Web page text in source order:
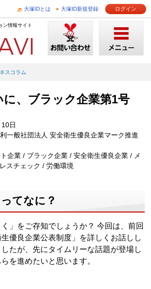
大塚IDとは 大塚ID新規登録 ログイン
ン情報サイト
スコラム
に、ブラック企業第1号
日
一般社団法人 安全衛生優良企業マーク推進
企業 / ブラック企業 / 安全衛生優良企業 / メ
スチェック / 労働環境
てなに？
」をご存知でしょうか？ 今回は、前回
優良企業公表制度」を詳しくお話しし
たが、先にタイムリーな話題が登場し
を進めたいと思います。